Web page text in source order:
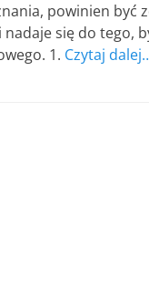
powinien być
się do tego,
1. Czytaj